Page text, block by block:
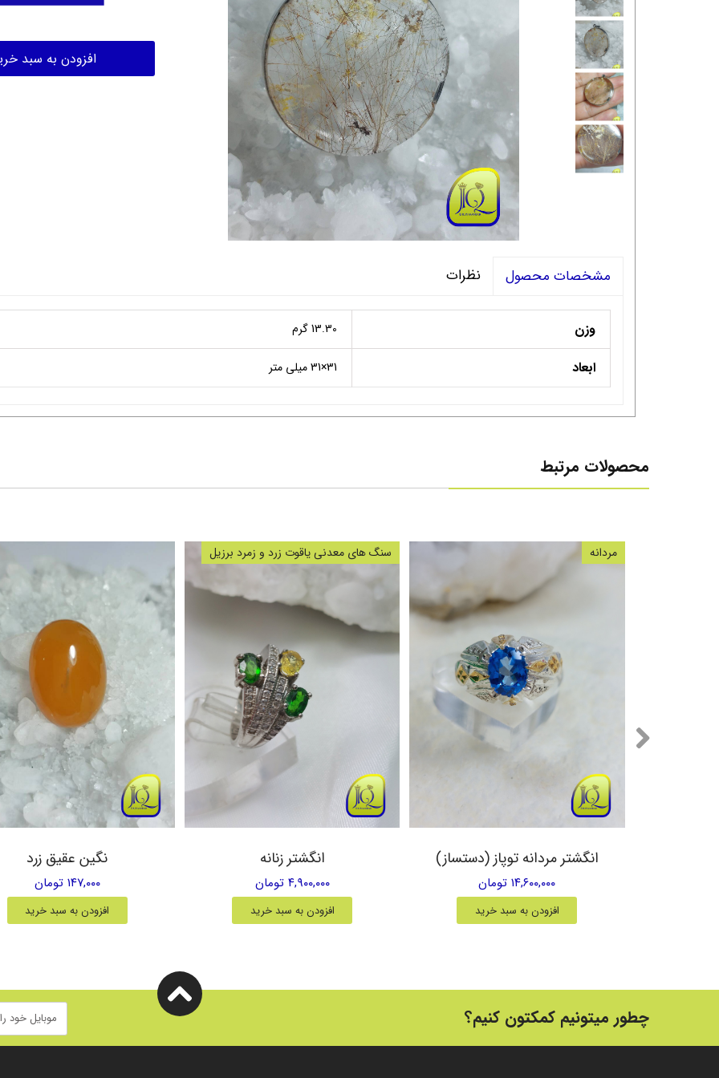
افزودن به سبد
مشخصات محصول نظرات
وزن 13.30 گرم
ابعاد 31×31 میلی متر
محصولات مرتبط
نگین عقیق زرد
۱۴۷,۰۰۰ تومان
افزودن به سبد خرید
انگشتر زنانه
۴,۹۰۰,۰۰۰ تومان
افزودن به سبد خرید
سنگ های معدنی یاقوت زرد و زمرد برزیل
انگشتر مردانه توپاز (دستساز)
۱۴,۶۰۰,۰۰۰ تومان
افزودن به سبد خرید
مردانه
چطور میتونیم کمکتون کنیم؟